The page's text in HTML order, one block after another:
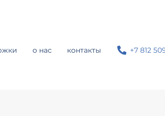
о нас контакты +7 812